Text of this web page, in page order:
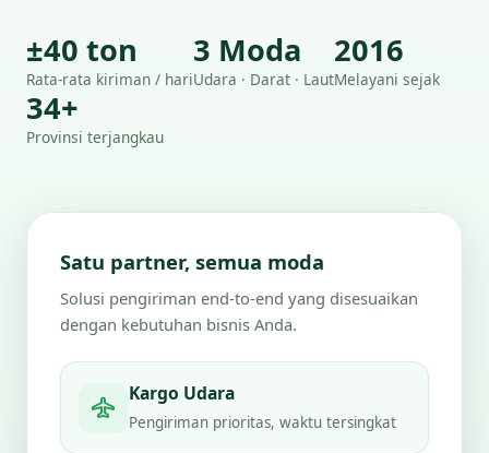
±40 ton
Rata-rata kiriman / hari
3 Moda
Udara · Darat · Laut
2016
Melayani sejak
34+
Provinsi terjangkau
Satu partner, semua moda
Solusi pengiriman end-to-end yang disesuaikan
dengan kebutuhan bisnis Anda.
Kargo Udara
Pengiriman prioritas, waktu tersingkat